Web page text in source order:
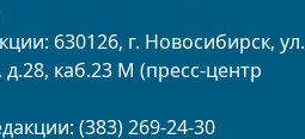
630126, г. Новосибирск, ул.
каб.23 М (пресс-центр
(383) 269-24-30